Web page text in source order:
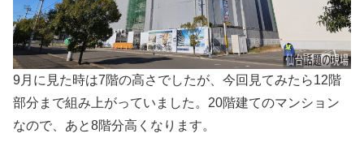
9月に見た時は7階の高さでしたが、今回見てみたら12階
部分まで組み上がっていました。20階建てのマンション
なので、あと8階分高くなります。